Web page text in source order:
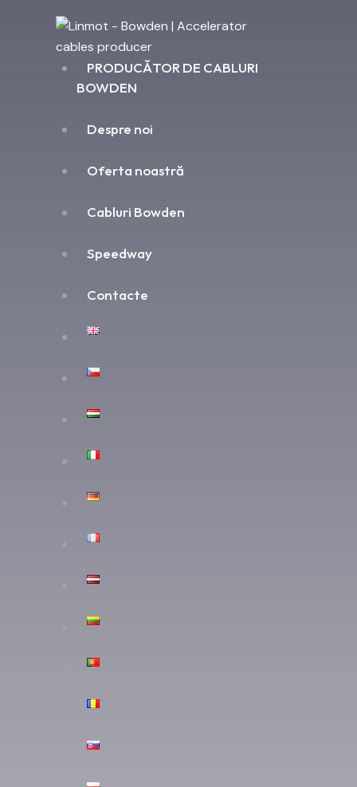
PRODUCĂTOR DE CABLURI
BOWDEN
Despre noi
Oferta noastră
Cabluri Bowden
Speedway
Contacte